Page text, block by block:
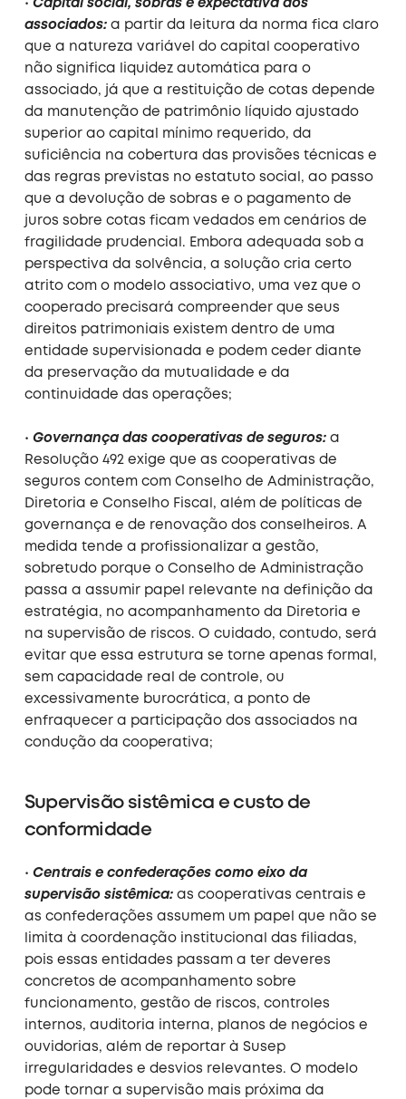
• Capital social, sobras e expectativa dos
associados:a partir da leitura da norma fica claro
que a natureza variável do capital cooperativo
não significa liquidez automática para o
associado, já que a restituição de cotas depende
da manutenção de patrimônio líquido ajustado
superior ao capital mínimo requerido, da
suficiência na cobertura das provisões técnicas e
das regras previstas no estatuto social, ao passo
que a devolução de sobras e o pagamento de
juros sobre cotas ficam vedados em cenários de
fragilidade prudencial. Embora adequada sob a
perspectiva da solvência, a solução cria certo
atrito com o modelo associativo, uma vez que o
cooperado precisará compreender que seus
direitos patrimoniais existem dentro de uma
entidade supervisionada e podem ceder diante
da preservação da mutualidade e da
continuidade das operações;
• Governança das cooperativas de seguros:a
Resolução 492 exige que as cooperativas de
seguros contem com Conselho de Administração,
Diretoria e Conselho Fiscal, além de políticas de
governança e de renovação dos conselheiros. A
medida tende a profissionalizar a gestão,
sobretudo porque o Conselho de Administração
passa a assumir papel relevante na definição da
estratégia, no acompanhamento da Diretoria e
na supervisão de riscos. O cuidado, contudo, será
evitar que essa estrutura se torne apenas formal,
sem capacidade real de controle, ou
excessivamente burocrática, a ponto de
enfraquecer a participação dos associados na
condução da cooperativa;
Supervisão sistêmica e custo de
conformidade
• Centrais e confederações como eixo da
supervisão sistêmica:as cooperativas centrais e
as confederações assumem um papel que não se
limita à coordenação institucional das filiadas,
pois essas entidades passam a ter deveres
concretos de acompanhamento sobre
funcionamento, gestão de riscos, controles
internos, auditoria interna, planos de negócios e
ouvidorias, além de reportar à Susep
irregularidades e desvios relevantes. O modelo
pode tornar a supervisão mais próxima da